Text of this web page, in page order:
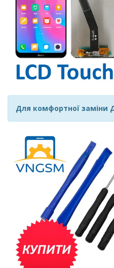
Для комфортної заміни